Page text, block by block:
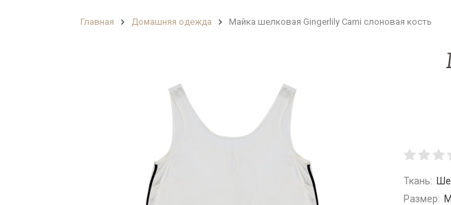
Главная Домашняя одежда Майка шелковая Gingerlily Cami слоновая кость
Ткань:
Размер: M